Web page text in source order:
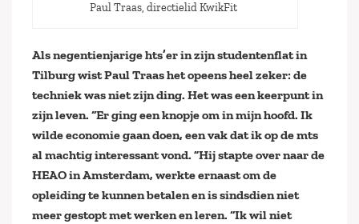
Paul Traas, directielid KwikFit
Als negentienjarige hts’er in zijn studentenflat in
Tilburg wist Paul Traas het opeens heel zeker: de
techniek was niet zijn ding. Het was een keerpunt in
zijn leven. “Er ging een knopje om in mijn hoofd. Ik
wilde economie gaan doen, een vak dat ik op de mts
al machtig interessant vond. ”Hij stapte over naar de
HEAO in Amsterdam, werkte ernaast om de
opleiding te kunnen betalen en is sindsdien niet
meer gestopt met werken en leren. “Ik wil niet